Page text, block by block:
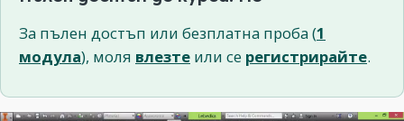
За пълен достъп или безплатна проба (1
модула), моля влезте или се регистрирайте.